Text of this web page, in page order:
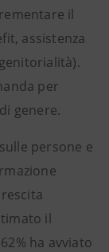
il
assistenza
per
genere.
persone e
il
ha avviato